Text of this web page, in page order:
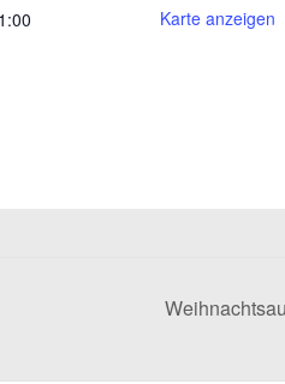
Karte anzeigen